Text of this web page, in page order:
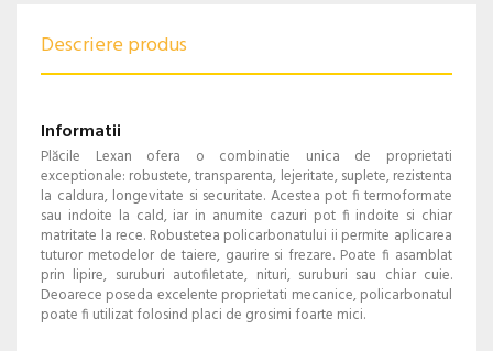
Descriere produs
Informatii
Plăcile Lexan ofera o combinatie unica de proprietati
exceptionale: robustete, transparenta, lejeritate, suplete, rezistenta
la caldura, longevitate si securitate. Acestea pot fi termoformate
sau indoite la cald, iar in anumite cazuri pot fi indoite si chiar
matritate la rece. Robustetea policarbonatului ii permite aplicarea
tuturor metodelor de taiere, gaurire si frezare. Poate fi asamblat
prin lipire, suruburi autofiletate, nituri, suruburi sau chiar cuie.
Deoarece poseda excelente proprietati mecanice, policarbonatul
poate fi utilizat folosind placi de grosimi foarte mici.